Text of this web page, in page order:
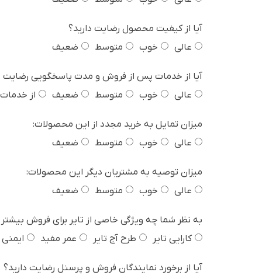
آیا از کیفیت محصول رضایت دارید؟
عالی
خوب متوسط ضعیف
آیا از خدمات پس از فروش و مدت پاسخگویی رضایت
عالی
خوب متوسط ضعیف از
میزان تمایل به خرید مجدد از این محصولات:
عالی
خوب متوسط ضعیف
میزان توصیه به مشتریان دیگر این محصولات:
عالی
خوب متوسط ضعیف
به نظر شما چه ویژگی خاصی از تایر برای فروش
کارایی تایر
طرح آج تایر عمر مفید ایمنی
آیا از برخورد نمایندگان فروش و پرسنل رضایت دارید؟